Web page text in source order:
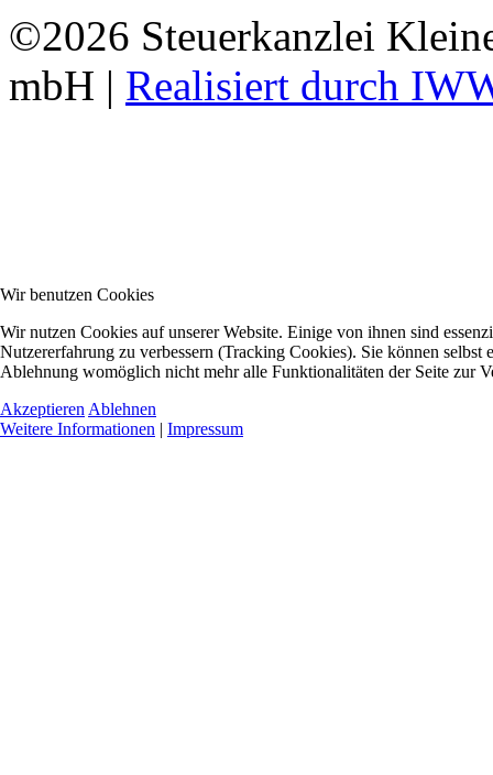
©2026 Steuerkanzlei
mbH | Realisiert durch
Wir benutzen Cookies
Wir nutzen Cookies auf unserer Website. Einige von ihnen sind
Nutzererfahrung zu verbessern (Tracking Cookies). Sie können selbst
Ablehnung womöglich nicht mehr alle Funktionalitäten der Seite zur
Akzeptieren Ablehnen
Weitere Informationen | Impressum